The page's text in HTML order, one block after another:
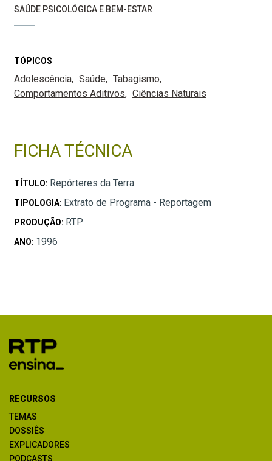
SAÚDE PSICOLÓGICA E BEM-ESTAR
TÓPICOS
Adolescência Saúde
Tabagismo
Comportamentos Aditivos
Ciências Naturais
FICHA TÉCNICA
TÍTULO: Repórteres da Terra
TIPOLOGIA: Extrato de Programa - Reportagem
PRODUÇÃO: RTP
ANO: 1996
RECURSOS
TEMAS
DOSSIÊS
EXPLICADORES
PODCASTS